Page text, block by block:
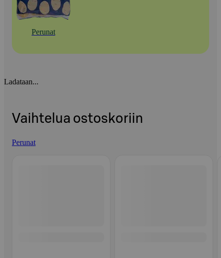
Perunat
Ladataan...
Vaihtelua ostoskoriin
Perunat